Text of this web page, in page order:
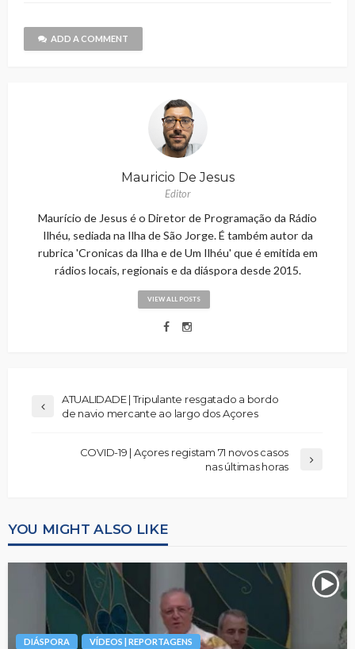
ADD A COMMENT
Mauricio De Jesus
Editor
Maurício de Jesus é o Diretor de Programação da Rádio
Ilhéu, sediada na Ilha de São Jorge. É também autor da
rubrica 'Cronicas da Ilha e de Um Ilhéu' que é emitida em
rádios locais, regionais e da diáspora desde 2015.
VIEW ALL POSTS
ATUALIDADE | Tripulante resgatado a bordo
de navio mercante ao largo dos Açores
COVID-19 | Açores registam 71 novos casos
nas últimas horas
YOU MIGHT ALSO LIKE
DIÁSPORA VÍDEOS | REPORTAGENS